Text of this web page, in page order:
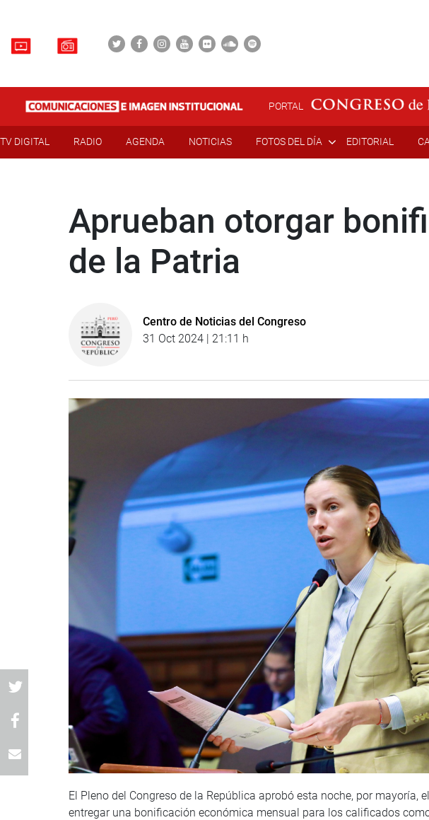
PORTAL
TV DIGITAL RADIO AGENDA NOTICIAS FOTOS DEL DÍA EDITORIAL
Aprueban otorgar
de la Patria
Centro de Noticias del Congreso
31 Oct 2024 | 21:11 h
El Pleno del Congreso de la República aprobó esta noche, por mayoría,
entregar una bonificación económica mensual para los calificados